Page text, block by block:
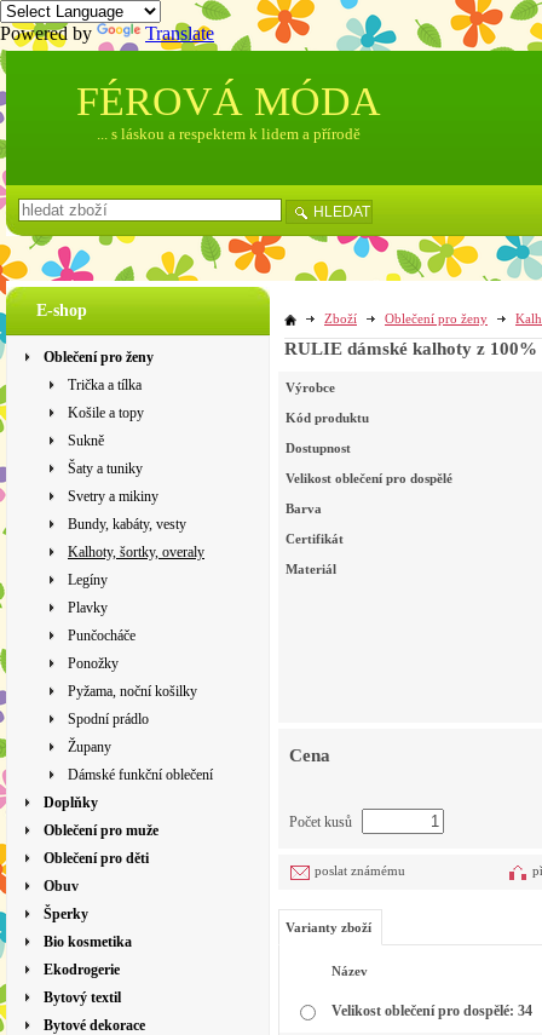
Powered by Translate
E-shop
Oblečení pro ženy
Trička a tílka
Košile a topy
Sukně
Šaty a tuniky
Svetry a mikiny
Bundy, kabáty, vesty
Kalhoty, šortky, overaly
Legíny
Plavky
Punčocháče
Ponožky
Pyžama, noční košilky
Spodní prádlo
Župany
Dámské funkční oblečení
Doplňky
Oblečení pro muže
Oblečení pro děti
Obuv
Šperky
Bio kosmetika
Ekodrogerie
Bytový textil
Bytové dekorace
Zboží Oblečení pro ženy
RULIE dámské kalhoty z
Výrobce
Kód produktu
Dostupnost
Velikost oblečení pro dospělé
Barva
Certifikát
Materiál
Cena
Počet kusů
poslat známému
Varianty zboží
Název
Velikost oblečení pro dospělé: 34
FÉROVÁ MÓDA
... s láskou a respektem k lidem a přírodě
HLEDAT